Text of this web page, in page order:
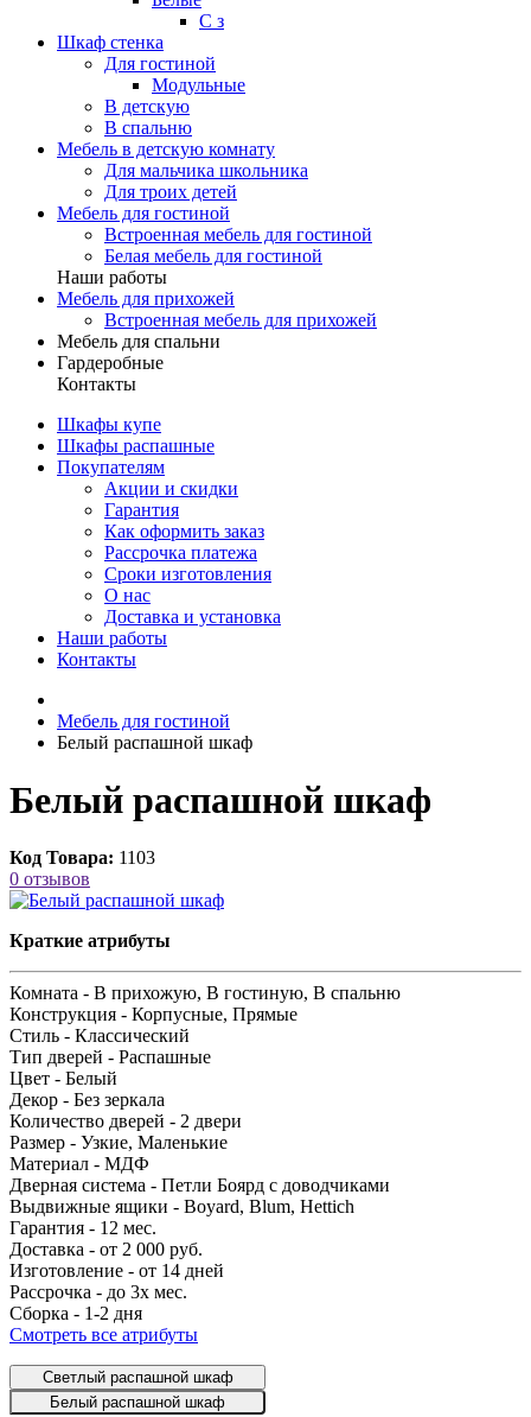
С з
Шкаф стенка
Для гостиной
Модульные
В детскую
В спальню
Мебель в детскую комнату
Для мальчика школьника
Для троих детей
Мебель для гостиной
Встроенная мебель для гостиной
Белая мебель для гостиной
Наши работы
Мебель для прихожей
Встроенная мебель для прихожей
Мебель для спальни
Гардеробные
Контакты
Шкафы купе
Шкафы распашные
Покупателям
Акции и скидки
Гарантия
Как оформить заказ
Рассрочка платежа
Сроки изготовления
О нас
Доставка и установка
Наши работы
Контакты
Мебель для гостиной
Белый распашной шкаф
Белый распашной шкаф
Код Товара: 1103
0 отзывов
Краткие атрибуты
Комната - В прихожую, В гостиную, В спальню
Конструкция - Корпусные, Прямые
Стиль - Классический
Тип дверей - Распашные
Цвет - Белый
Декор - Без зеркала
Количество дверей - 2 двери
Размер - Узкие, Маленькие
Материал - МДФ
Дверная система - Петли Боярд с доводчиками
Выдвижные ящики - Boyard, Blum, Hettich
Гарантия - 12 мес.
Доставка - от 2 000 руб.
Изготовление - от 14 дней
Рассрочка - до 3х мес.
Сборка - 1-2 дня
Смотреть все атрибуты
Светлый распашной шкаф
Белый распашной шкаф